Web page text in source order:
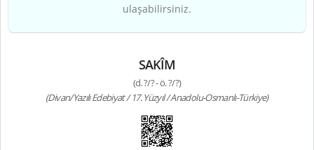
ulaşabilirsiniz.
SAKÎM
(d. ?/? - ö. ?/?)
(Divan/Yazılı Edebiyat / 17. Yüzyıl / Anadolu-Osmanlı-Türkiye)